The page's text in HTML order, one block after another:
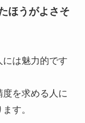
ほうがよさそ
は魅力的です
を求める人に
す。